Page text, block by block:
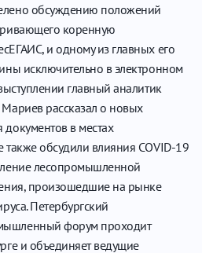
обсуждению положений
коренную
и одному из главных его
исключительно в электронном
главный аналитик
рассказал о новых
в местах
обсудили влияния COVID-19
лесопромышленной
произошедшие на рынке
Петербургский
форум проходит
и объединяет ведущие